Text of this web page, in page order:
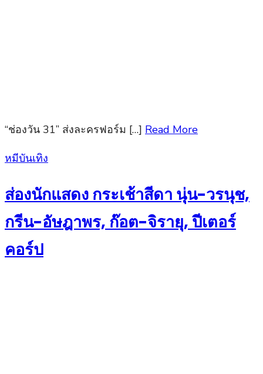
“ช่องวัน 31” ส่งละครฟอร์ม […] Read More
Posted
หมีบันเทิง
ส่องนักแสดง กระเช้าสีดา นุ่น-วรนุช,
กรีน-อัษฎาพร, ก๊อต-จิรายุ, ปีเตอร์
คอร์ป